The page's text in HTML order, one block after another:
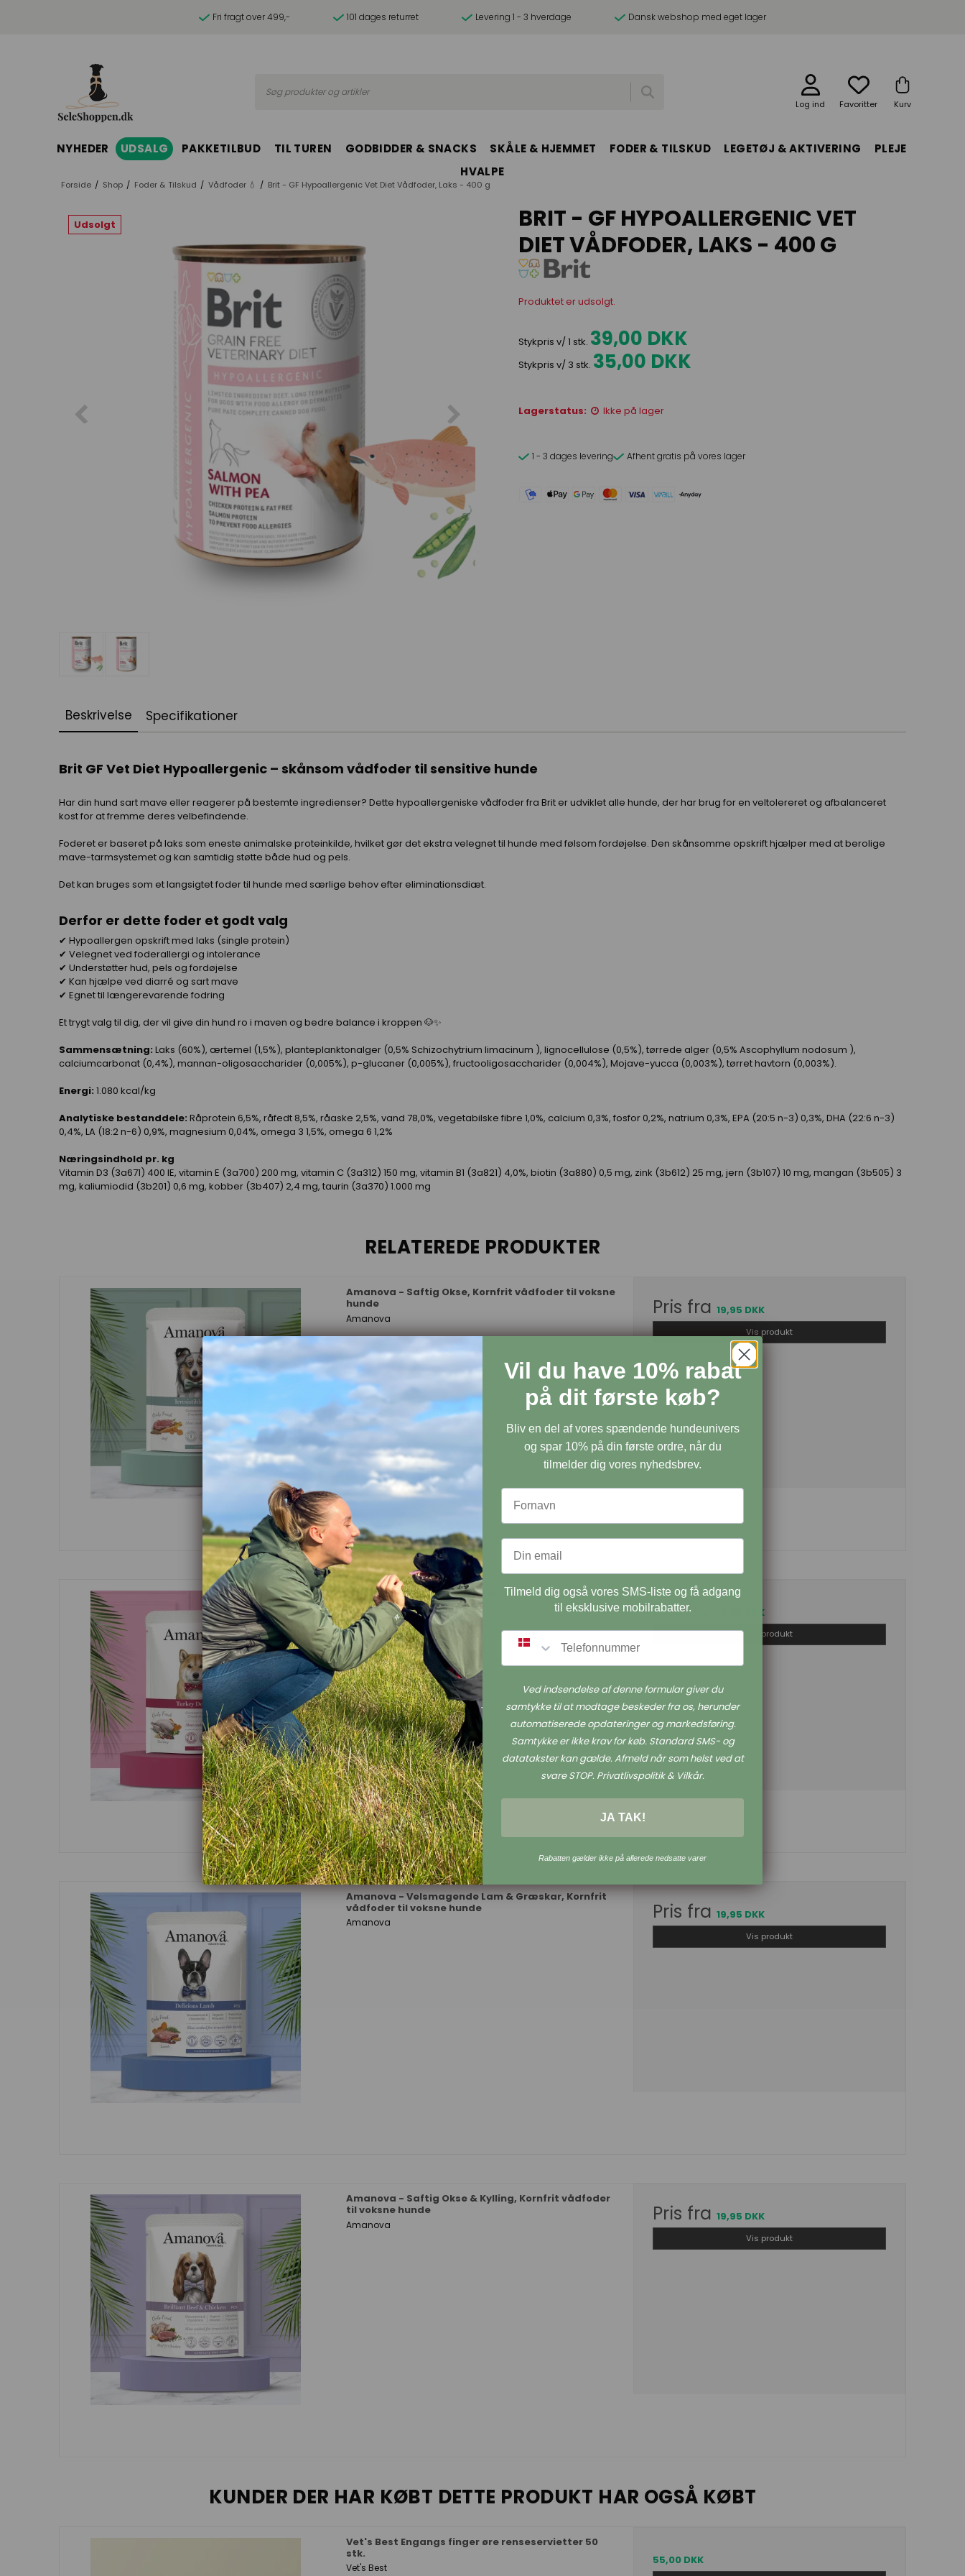
Fri fragt over 499,- 101 dages returret Levering 1 - 3 hverdage Dansk webshop med eget lager
Log ind Favoritter Kurv
NYHEDER UDSALG PAKKETILBUD TIL TUREN GODBIDDER & SNACKS SKÅLE & HJEMMET FODER & TILSKUD LEGETØJ & AKTIVERING
PLEJE
HVALPE
Forside / Shop / Foder & Tilskud / Vådfoder 💧 / Brit - GF Hypoallergenic Vet Diet Vådfoder, Laks - 400 g
Udsolgt
BRIT - GF HYPOALLERGENIC VET
DIET VÅDFODER, LAKS - 400 G
Produktet er udsolgt.
Stykpris v/ 1 stk. 39,00 DKK
Stykpris v/ 3 stk. 35,00 DKK
Lagerstatus: Ikke på lager
1 - 3 dages levering Afhent gratis på vores lager
Beskrivelse Specifikationer
Brit GF Vet Diet Hypoallergenic – skånsom vådfoder til sensitive hunde
Har din hund sart mave eller reagerer på bestemte ingredienser? Dette hypoallergeniske vådfoder fra Brit er udviklet alle hunde, der har brug for en veltolereret og afbalanceret
kost for at fremme deres velbefindende.
Foderet er baseret på laks som eneste animalske proteinkilde, hvilket gør det ekstra velegnet til hunde med følsom fordøjelse. Den skånsomme opskrift hjælper med at berolige
mave-tarmsystemet og kan samtidig støtte både hud og pels.
Det kan bruges som et langsigtet foder til hunde med særlige behov efter eliminationsdiæt.
Derfor er dette foder et godt valg
✔ Hypoallergen opskrift med laks (single protein)
✔ Velegnet ved foderallergi og intolerance
✔ Understøtter hud, pels og fordøjelse
✔ Kan hjælpe ved diarré og sart mave
✔ Egnet til længerevarende fodring
Et trygt valg til dig, der vil give din hund ro i maven og bedre balance i kroppen 🐶✨
Sammensætning: Laks (60%), ærtemel (1,5%), planteplanktonalger (0,5% Schizochytrium limacinum ), lignocellulose (0,5%), tørrede alger (0,5% Ascophyllum nodosum ),
calciumcarbonat (0,4%), mannan-oligosaccharider (0,005%), p-glucaner (0,005%), fructooligosaccharider (0,004%), Mojave-yucca (0,003%), tørret havtorn (0,003%).
Energi: 1.080 kcal/kg
Analytiske bestanddele: Råprotein 6,5%, råfedt 8,5%, råaske 2,5%, vand 78,0%, vegetabilske fibre 1,0%, calcium 0,3%, fosfor 0,2%, natrium 0,3%, EPA (20:5 n-3) 0,3%, DHA (22:6 n-3)
0,4%, LA (18:2 n-6) 0,9%, magnesium 0,04%, omega 3 1,5%, omega 6 1,2%
Næringsindhold pr. kg
Vitamin D3 (3a671) 400 IE, vitamin E (3a700) 200 mg, vitamin C (3a312) 150 mg, vitamin B1 (3a821) 4,0%, biotin (3a880) 0,5 mg, zink (3b612) 25 mg, jern (3b107) 10 mg, mangan (3b505) 3
mg, kaliumiodid (3b201) 0,6 mg, kobber (3b407) 2,4 mg, taurin (3a370) 1.000 mg
RELATEREDE PRODUKTER
Amanova - Saftig Okse, Kornfrit vådfoder til voksne
hunde
Amanova Pris fra 19,95 DKK
Vis produkt
Amanova - Lækker Kalkun, Kornfrit vådfoder til
voksne hunde
Amanova Pris fra 19,95 DKK
Vis produkt
Amanova - Velsmagende Lam & Græskar, Kornfrit
vådfoder til voksne hunde
Amanova Pris fra 19,95 DKK
Vis produkt
Amanova - Saftig Okse & Kylling, Kornfrit vådfoder
til voksne hunde
Amanova Pris fra 19,95 DKK
Vis produkt
KUNDER DER HAR KØBT DETTE PRODUKT HAR OGSÅ KØBT
Vet's Best Engangs finger øre renseservietter 50
stk.
Vet's Best
55,00 DKK
Vil du have 10% rabat
på dit første køb?
Bliv en del af vores spændende hundeunivers
og spar 10% på din første ordre, når du
tilmelder dig vores nyhedsbrev.
Tilmeld dig også vores SMS-liste og få adgang
til eksklusive mobilrabatter.
SMS
Ved indsendelse af denne formular giver du
samtykke til at modtage beskeder fra os, herunder
automatiserede opdateringer og markedsføring.
Samtykke er ikke krav for køb. Standard SMS- og
datatakster kan gælde. Afmeld når som helst ved at
svare STOP. Privatlivspolitik & Vilkår.
JA TAK!
Rabatten gælder ikke på allerede nedsatte varer